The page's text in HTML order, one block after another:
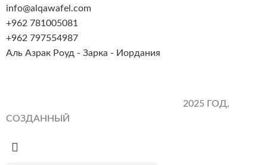
info@alqawafel.com
+962 781005081
+962 797554987
Аль Азрак Роуд - Зарка - Иордания
2025 ГОД,
СОЗДАННЫЙ